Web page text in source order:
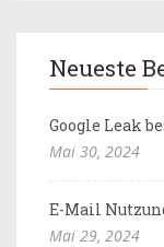
Neueste
Google Leak
Mai 30, 2024
E-Mail
Mai 29, 2024